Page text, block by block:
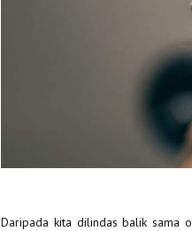
Daripada kita dilindas balik sama